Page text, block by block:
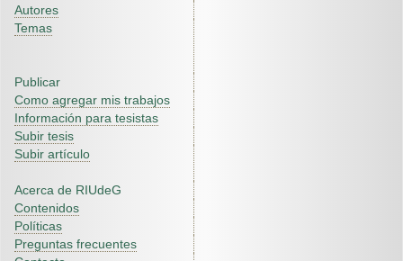
Autores
Temas
Publicar
Como agregar mis trabajos
Información para tesistas
Subir tesis
Subir artículo
Acerca de RIUdeG
Contenidos
Políticas
Preguntas frecuentes